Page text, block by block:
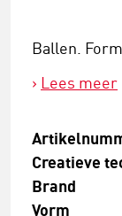
Ballen.
Lees meer
Creatieve
Brand
Vorm